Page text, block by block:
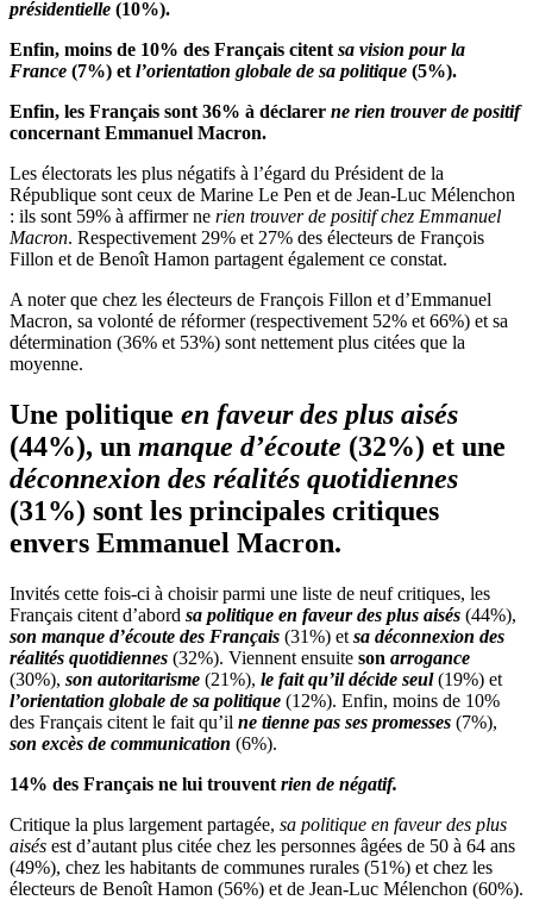
présidentielle (10%).
Enfin, moins de 10% des Français citent sa vision pour la
France (7%) et l’orientation globale de sa politique (5%).
Enfin, les Français sont 36% à déclarer ne rien trouver de positif
concernant Emmanuel Macron.
Les électorats les plus négatifs à l’égard du Président de la
République sont ceux de Marine Le Pen et de Jean-Luc Mélenchon
: ils sont 59% à affirmer ne rien trouver de positif chez Emmanuel
Macron. Respectivement 29% et 27% des électeurs de François
Fillon et de Benoît Hamon partagent également ce constat.
A noter que chez les électeurs de François Fillon et d’Emmanuel
Macron, sa volonté de réformer (respectivement 52% et 66%) et sa
détermination (36% et 53%) sont nettement plus citées que la
moyenne.
Une politique en faveur des plus aisés
(44%), un manque d’écoute (32%) et une
déconnexion des réalités quotidiennes
(31%) sont les principales critiques
envers Emmanuel Macron.
Invités cette fois-ci à choisir parmi une liste de neuf critiques, les
Français citent d’abord sa politique en faveur des plus aisés (44%),
son manque d’écoute des Français (31%) et sa déconnexion des
réalités quotidiennes (32%). Viennent ensuite son arrogance
(30%), son autoritarisme (21%), le fait qu’il décide seul(19%) et
l’orientation globale de sa politique (12%). Enfin, moins de 10%
des Français citent le fait qu’il ne tienne pas ses promesses (7%),
son excès de communication (6%).
14% des Français ne lui trouvent rien de négatif.
Critique la plus largement partagée, sa politique en faveur des plus
aisés est d’autant plus citée chez les personnes âgées de 50 à 64 ans
(49%), chez les habitants de communes rurales (51%) et chez les
électeurs de Benoît Hamon (56%) et de Jean-Luc Mélenchon (60%).